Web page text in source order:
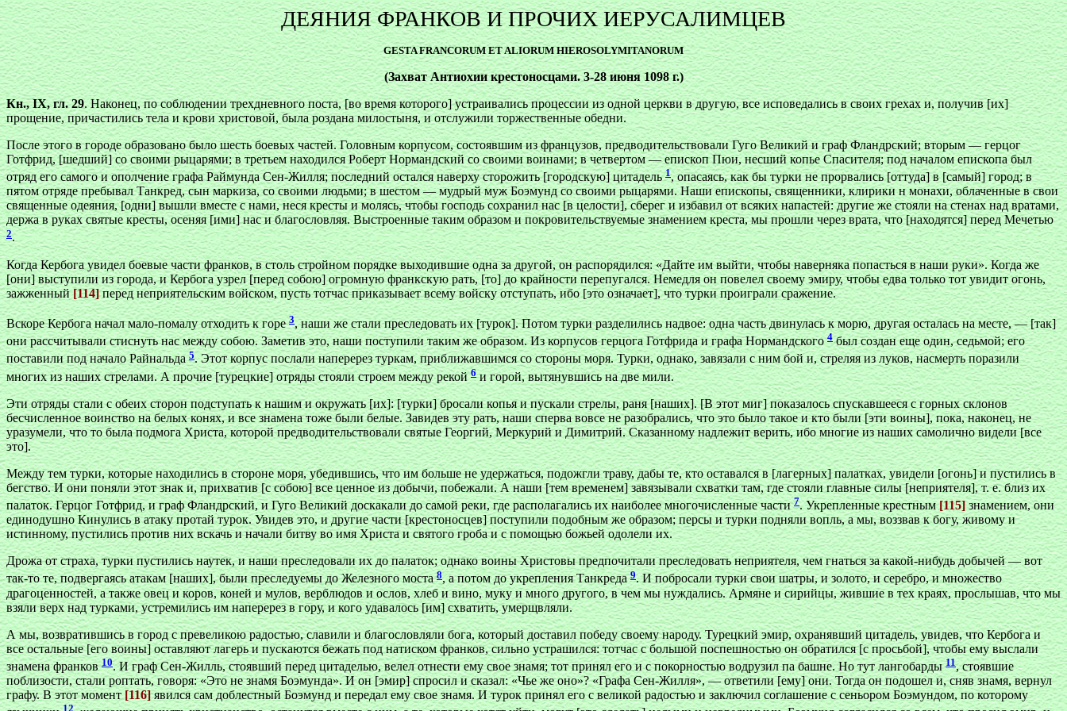
ДЕЯНИЯ ФРАНКОВ И ПРОЧИХ ИЕРУСАЛИМЦЕВ
GESTA FRANCORUM ET ALIORUM HIEROSOLYMITANORUM
(Захват Антиохии крестоносцами. 3-28 июня 1098 г.)
Кн., IX, гл. 29. Наконец, по соблюдении трехдневного поста, [во время которого] устраивались процессии из одной церкви в другую, все исповедались в своих грехах и, получив [их]
прощение, причастились тела и крови христовой, была роздана милостыня, и отслужили торжественные обедни.
После этого в городе образовано было шесть боевых частей. Головным корпусом, состоявшим из французов, предводительствовали Гуго Великий и граф Фландрский; вторым — герцог
Готфрид, [шедший] со своими рыцарями; в третьем находился Роберт Нормандский со своими воинами; в четвертом — епископ Пюи, несший копье Спасителя; под началом епископа был
отряд его самого и ополчение графа Раймунда Сен-Жилля; последний остался наверху сторожить [городскую] цитадель1, опасаясь, как бы турки не прорвались [оттуда] в [самый] город; в
пятом отряде пребывал Танкред, сын маркиза, со своими людьми; в шестом — мудрый муж Боэмунд со своими рыцарями. Наши епископы, священники, клирики н монахи, облаченные в свои
священные одеяния, [одни] вышли вместе с нами, неся кресты и молясь, чтобы господь сохранил нас [в целости], сберег и избавил от всяких напастей: другие же стояли на стенах над вратами,
держа в руках святые кресты, осеняя [ими] нас и благословляя. Выстроенные таким образом и покровительствуемые знамением креста, мы прошли через врата, что [находятся] перед Мечетью
2.
Когда Кербога увидел боевые части франков, в столь стройном порядке выходившие одна за другой, он распорядился: «Дайте им выйти, чтобы наверняка попасться в наши руки». Когда же
[они] выступили из города, и Кербога узрел [перед собою] огромную франкскую рать, [то] до крайности перепугался. Немедля он повелел своему эмиру, чтобы едва только тот увидит огонь,
зажженный[114]перед неприятельским войском, пусть тотчас приказывает всему войску отступать, ибо [это означает], что турки проиграли сражение.
Вскоре Кербога начал мало-помалу отходить к горе3, наши же стали преследовать их [турок]. Потом турки разделились надвое: одна часть двинулась к морю, другая осталась на месте, — [так]
они рассчитывали стиснуть нас между собою. Заметив это, наши поступили таким же образом. Из корпусов герцога Готфрида и графа Нормандского4был создан еще один, седьмой; его
поставили под начало Райнальда5. Этот корпус послали наперерез туркам, приближавшимся со стороны моря. Турки, однако, завязали с ним бой и, стреляя из луков, насмерть поразили
многих из наших стрелами. А прочие [турецкие] отряды стояли строем между рекой6и горой, вытянувшись на две мили.
Эти отряды стали с обеих сторон подступать к нашим и окружать [их]: [турки] бросали копья и пускали стрелы, раня [наших]. [В этот миг] показалось спускавшееся с горных склонов
бесчисленное воинство на белых конях, и все знамена тоже были белые. Завидев эту рать, наши сперва вовсе не разобрались, что это было такое и кто были [эти воины], пока, наконец, не
уразумели, что то была подмога Христа, которой предводительствовали святые Георгий, Меркурий и Димитрий. Сказанному надлежит верить, ибо многие из наших самолично видели [все
это].
Между тем турки, которые находились в стороне моря, убедившись, что им больше не удержаться, подожгли траву, дабы те, кто оставался в [лагерных] палатках, увидели [огонь] и пустились в
бегство. И они поняли этот знак и, прихватив [с собою] все ценное из добычи, побежали. А наши [тем временем] завязывали схватки там, где стояли главные силы [неприятеля], т. е. близ их
палаток. Герцог Готфрид, и граф Фландрский, и Гуго Великий доскакали до самой реки, где располагались их наиболее многочисленные части7. Укрепленные крестным[115]знамением, они
единодушно Кинулись в атаку протай турок. Увидев это, и другие части [крестоносцев] поступили подобным же образом; персы и турки подняли вопль, а мы, воззвав к богу, живому и
истинному, пустились против них вскачь и начали битву во имя Христа и святого гроба и с помощью божьей одолели их.
Дрожа от страха, турки пустились наутек, и наши преследовали их до палаток; однако воины Христовы предпочитали преследовать неприятеля, чем гнаться за какой-нибудь добычей — вот
так-то те, подвергаясь атакам [наших], были преследуемы до Железного моста8, а потом до укрепления Танкреда9. И побросали турки свои шатры, и золото, и серебро, и множество
драгоценностей, а также овец и коров, коней и мулов, верблюдов и ослов, хлеб и вино, муку и много другого, в чем мы нуждались. Армяне и сирийцы, жившие в тех краях, прослышав, что мы
взяли верх над турками, устремились им наперерез в гору, и кого удавалось [им] схватить, умерщвляли.
А мы, возвратившись в город с превеликою радостью, славили и благословляли бога, который доставил победу своему народу. Турецкий эмир, охранявший цитадель, увидев, что Кербога и
все остальные [его воины] оставляют лагерь и пускаются бежать под натиском франков, сильно устрашился: тотчас с большой поспешностью он обратился [с просьбой], чтобы ему выслали
знамена франков10. И граф Сен-Жилль, стоявший перед цитаделью, велел отнести ему свое знамя; тот принял его и с покорностью водрузил па башне. Но тут лангобарды11, стоявшие
поблизости, стали роптать, говоря: «Это не знамя Боэмунда». И он [эмир] спросил и сказал: «Чье же оно»? «Графа Сен-Жилля», — ответили [ему] они. Тогда он подошел и, сняв знамя, вернул
графу. В этот момент[116]явился сам доблестный Боэмунд и передал ему свое знамя. И турок принял его с великой радостью и заключил соглашение с сеньором Боэмундом, по которому
12